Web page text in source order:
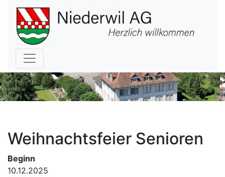
Hauptnavigation
Weihnachtsfeier Senioren
Beginn
10.12.2025